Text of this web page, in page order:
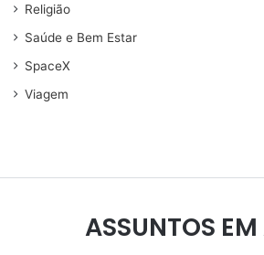
Religião
Saúde e Bem Estar
SpaceX
Viagem
ASSUNTOS